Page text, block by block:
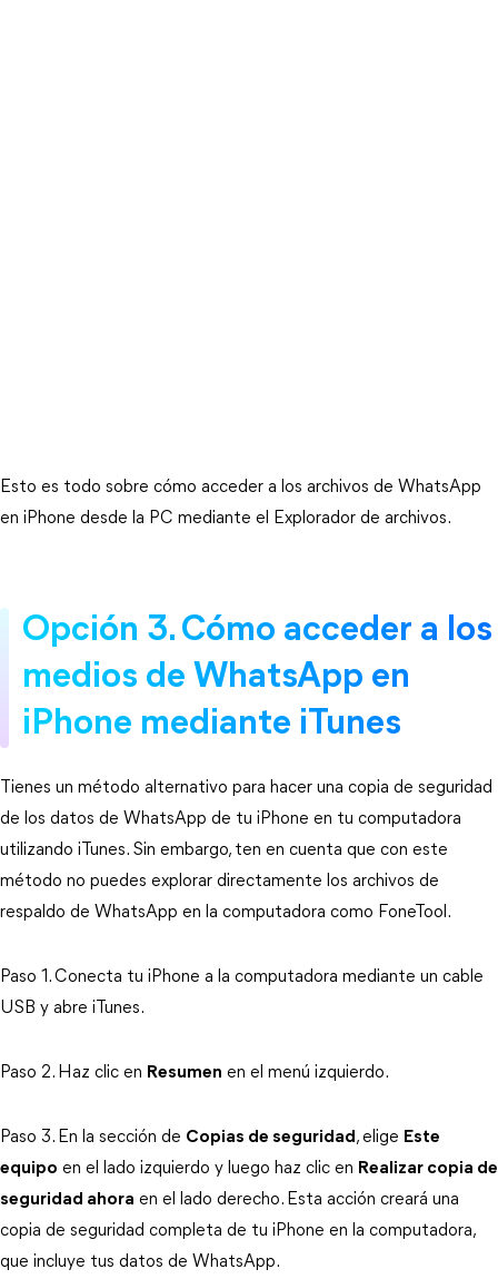
Esto es todo sobre cómo acceder a los archivos de WhatsApp
en iPhone desde la PC mediante el Explorador de archivos.
Opción 3. Cómo acceder a los
medios de WhatsApp en
iPhone mediante iTunes
Tienes un método alternativo para hacer una copia de seguridad
de los datos de WhatsApp de tu iPhone en tu computadora
utilizando iTunes. Sin embargo, ten en cuenta que con este
método no puedes explorar directamente los archivos de
respaldo de WhatsApp en la computadora como FoneTool.
Paso 1. Conecta tu iPhone a la computadora mediante un cable
USB y abre iTunes.
Paso 2. Haz clic en Resumen en el menú izquierdo.
Paso 3. En la sección de Copias de seguridad, elige Este
equipo en el lado izquierdo y luego haz clic en Realizar copia de
seguridad ahora en el lado derecho. Esta acción creará una
copia de seguridad completa de tu iPhone en la computadora,
que incluye tus datos de WhatsApp.